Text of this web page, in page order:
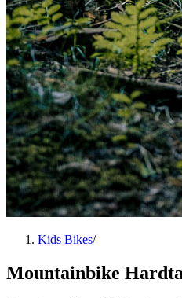
Kids Bikes/
Mountainbike